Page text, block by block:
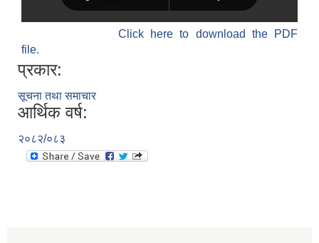
Click here to download the PDF
file.
प्रकार:
सूचना तथा समाचार
आर्थिक वर्ष:
२०८२/०८३